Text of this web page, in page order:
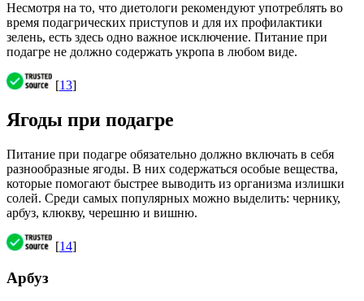
Несмотря на то, что диетологи рекомендуют употреблять во
время подагрических приступов и для их профилактики
зелень, есть здесь одно важное исключение. Питание при
подагре не должно содержать укропа в любом виде.
[13]
Ягоды при подагре
Питание при подагре обязательно должно включать в себя
разнообразные ягоды. В них содержаться особые вещества,
которые помогают быстрее выводить из организма излишки
солей. Среди самых популярных можно выделить: чернику,
арбуз, клюкву, черешню и вишню.
[14]
Арбуз